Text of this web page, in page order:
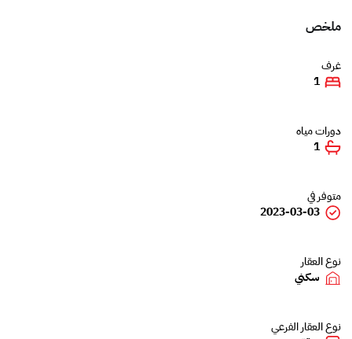
ملخص
غرف
1
دورات مياه
1
متوفر في
2023-03-03
نوع العقار
سكني
نوع العقار الفرعي